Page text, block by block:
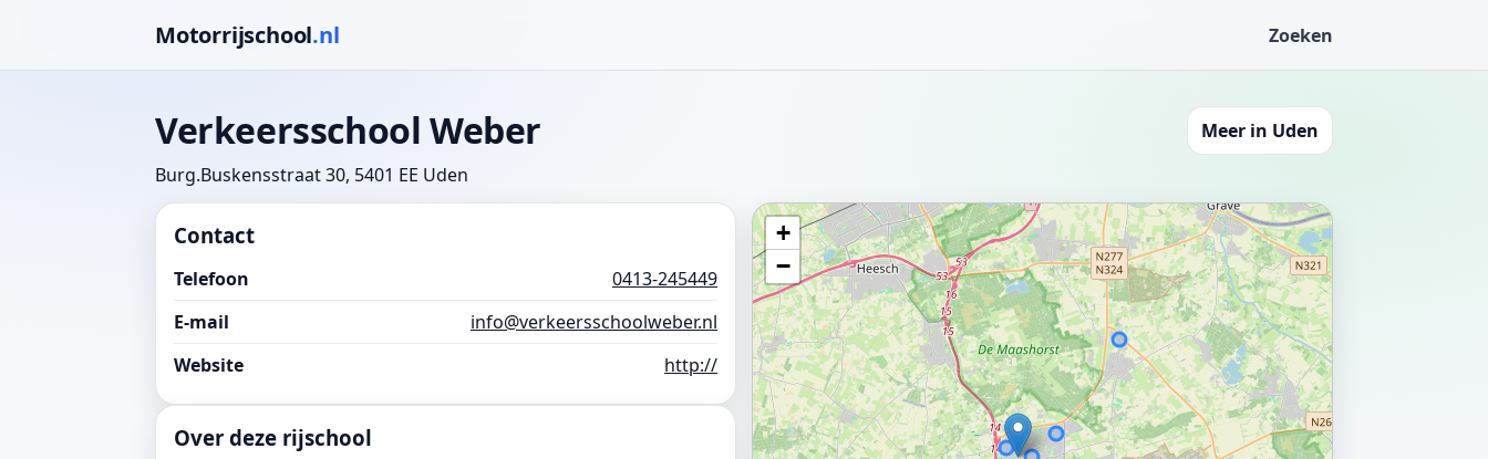
Motorrijschool.nl Zoeken
Verkeersschool Weber
Burg.Buskensstraat 30, 5401 EE Uden
Meer in Uden
Contact
Telefoon
0413-245449
E-mail
info@verkeersschoolweber.nl
Website
http://
Over deze rijschool
+
−